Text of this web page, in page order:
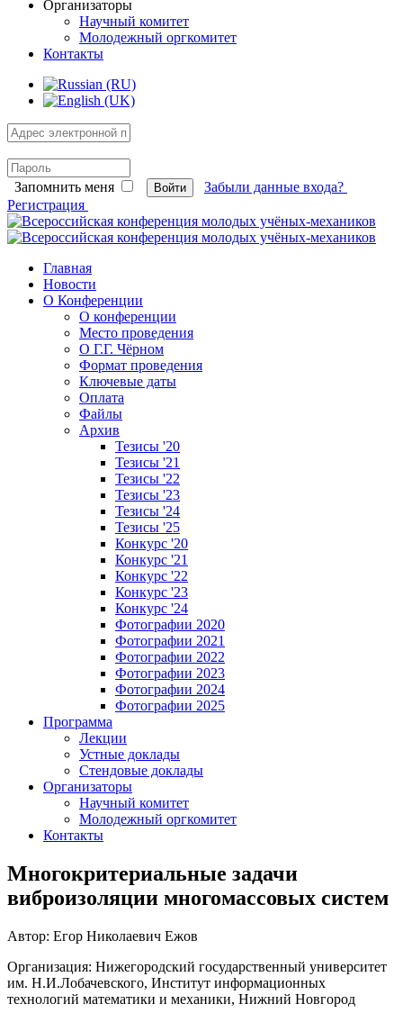
Организаторы
Научный комитет
Молодежный оргкомитет
Контакты
Запомнить меня Войти
Забыли данные входа?
Регистрация
Главная
Новости
О Конференции
О конференции
Место проведения
О Г.Г. Чёрном
Формат проведения
Ключевые даты
Оплата
Файлы
Архив
Тезисы '20
Тезисы '21
Тезисы '22
Тезисы '23
Тезисы '24
Тезисы '25
Конкурс '20
Конкурс '21
Конкурс '22
Конкурс '23
Конкурс '24
Фотографии 2020
Фотографии 2021
Фотографии 2022
Фотографии 2023
Фотографии 2024
Фотографии 2025
Программа
Лекции
Устные доклады
Стендовые доклады
Организаторы
Научный комитет
Молодежный оргкомитет
Контакты
Многокритериальные задачи
виброизоляции многомассовых систем
Автор: Егор Николаевич Ежов
Организация: Нижегородский государственный университет
им. Н.И.Лобачевского, Институт информационных
технологий математики и механики, Нижний Новгород